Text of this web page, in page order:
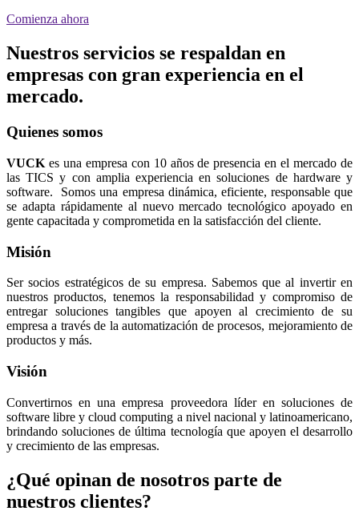
Comienza ahora
Nuestros servicios se respaldan en
empresas con gran experiencia en el
mercado.
Quienes somos
VUCK es una empresa con 10 años de presencia en el mercado de
las TICS y con amplia experiencia en soluciones de hardware y
software. Somos una empresa dinámica, eficiente, responsable que
se adapta rápidamente al nuevo mercado tecnológico apoyado en
gente capacitada y comprometida en la satisfacción del cliente.
Misión
Ser socios estratégicos de su empresa. Sabemos que al invertir en
nuestros productos, tenemos la responsabilidad y compromiso de
entregar soluciones tangibles que apoyen al crecimiento de su
empresa a través de la automatización de procesos, mejoramiento de
productos y más.
Visión
Convertirnos en una empresa proveedora líder en soluciones de
software libre y cloud computing a nivel nacional y latinoamericano,
brindando soluciones de última tecnología que apoyen el desarrollo
y crecimiento de las empresas.
¿Qué opinan de nosotros parte de
nuestros clientes?